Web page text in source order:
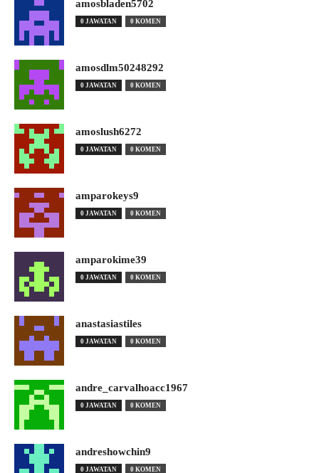
amosbladen5702
0 JAWATAN 0 KOMEN
amosdlm50248292
0 JAWATAN 0 KOMEN
amoslush6272
0 JAWATAN 0 KOMEN
amparokeys9
0 JAWATAN 0 KOMEN
amparokime39
0 JAWATAN 0 KOMEN
anastasiastiles
0 JAWATAN 0 KOMEN
andre_carvalhoacc1967
0 JAWATAN 0 KOMEN
andreshowchin9
0 JAWATAN 0 KOMEN